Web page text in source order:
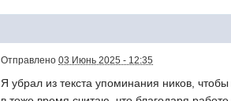
Отправлено03 Июнь 2025 - 12:35
Я убрал из текста упоминания ников,